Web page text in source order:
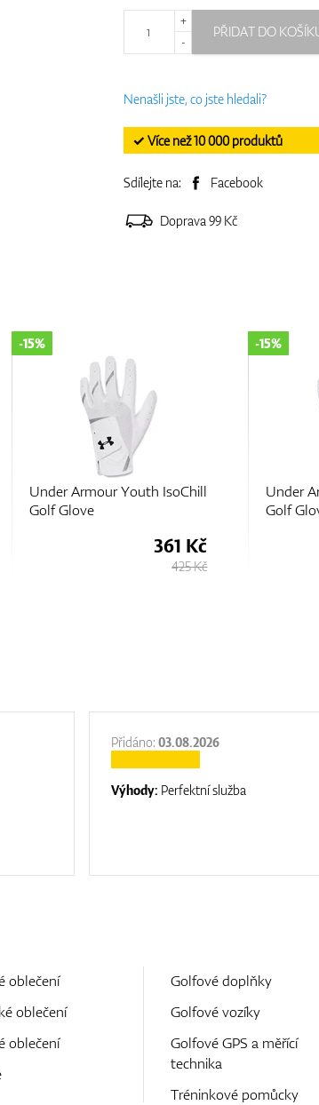
+
-
PŘIDAT DO
Nenašli jste, co jste hledali?
✓ Více než 10 000 produktů
Sdílejte na: Facebook
Doprava 99 Kč
Under Armour Youth IsoChill
Golf Glove
-15%
361 Kč
425 Kč
Under
Golf
-15%
Přidáno:03.08.2026
Výhody: Perfektní služba
oblečení
oblečení
oblečení
Golfové doplňky
Golfové vozíky
Golfové GPS a měřící
technika
Tréninkové pomůcky